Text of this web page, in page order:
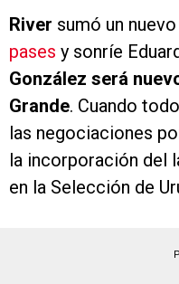
River sumó un
pases y sonríe
González será
Grande. Cuando
las negociaciones
la incorporación del
en la Selección de